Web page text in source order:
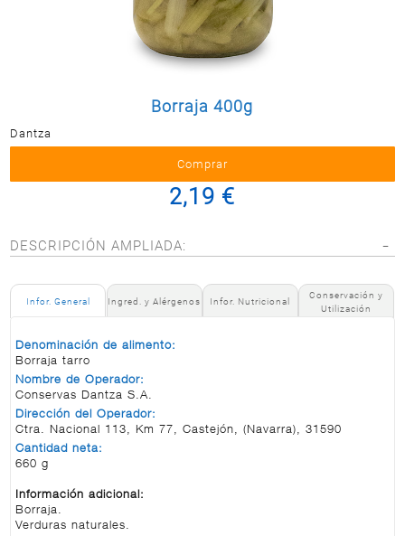
Postal
Borraja 400g
Dantza
2,19 €
DESCRIPCIÓN AMPLIADA:
Infor. General Ingred. y Alérgenos Infor. Nutricional
Conservación y
Utilización
Denominación de alimento:
Borraja tarro
Nombre de Operador:
Conservas Dantza S.A.
Dirección del Operador:
Ctra. Nacional 113, Km 77, Castejón, (Navarra), 31590
Cantidad neta:
660 g
Información adicional:
Borraja.
Verduras naturales.